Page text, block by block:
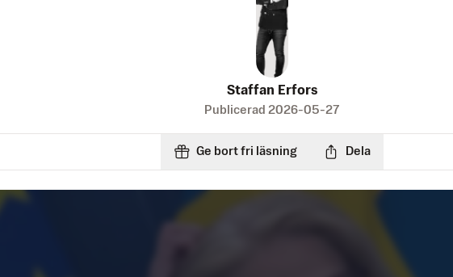
Staffan Erfors
Publicerad 2026-05-27
Ge bort fri läsning Dela